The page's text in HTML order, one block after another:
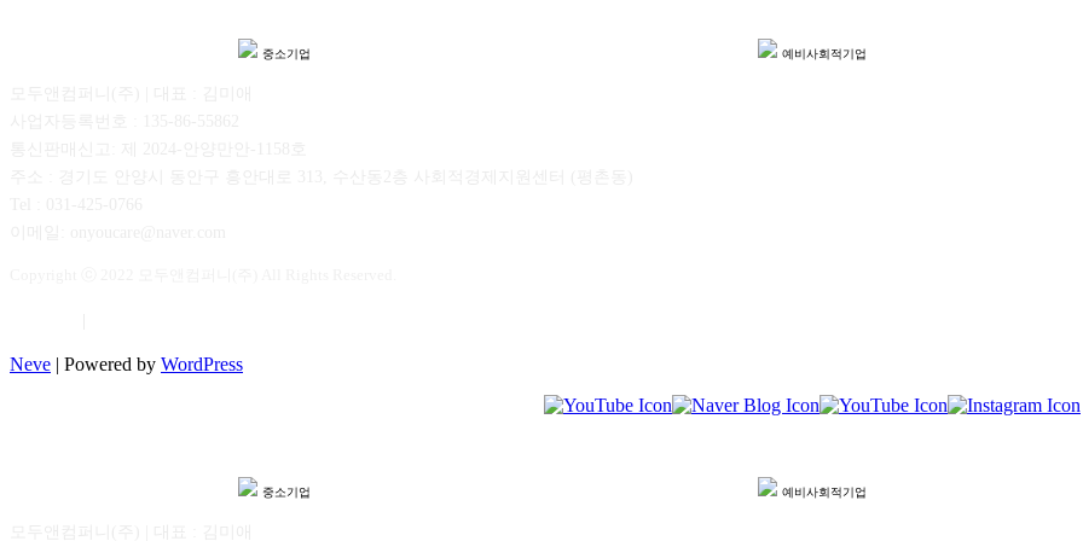
중소기업 예비사회적기업
Neve | Powered by WordPress
중소기업 예비사회적기업